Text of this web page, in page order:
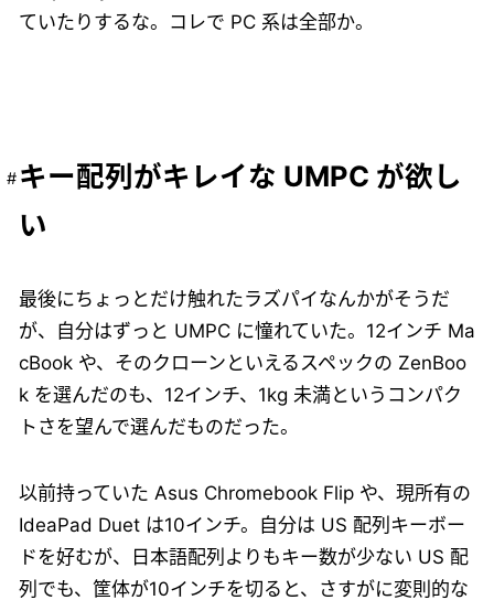
ていたりするな。コレで PC 系は全部か。
キー配列がキレイな UMPC が欲し
い
最後にちょっとだけ触れたラズパイなんかがそうだ
が、自分はずっと UMPC に憧れていた。12インチ Ma
cBook や、そのクローンといえるスペックの ZenBoo
k を選んだのも、12インチ、1kg 未満というコンパク
トさを望んで選んだものだった。
以前持っていた Asus Chromebook Flip や、現所有の
IdeaPad Duet は10インチ。自分は US 配列キーボー
ドを好むが、日本語配列よりもキー数が少ない US 配
列でも、筐体が10インチを切ると、さすがに変則的な